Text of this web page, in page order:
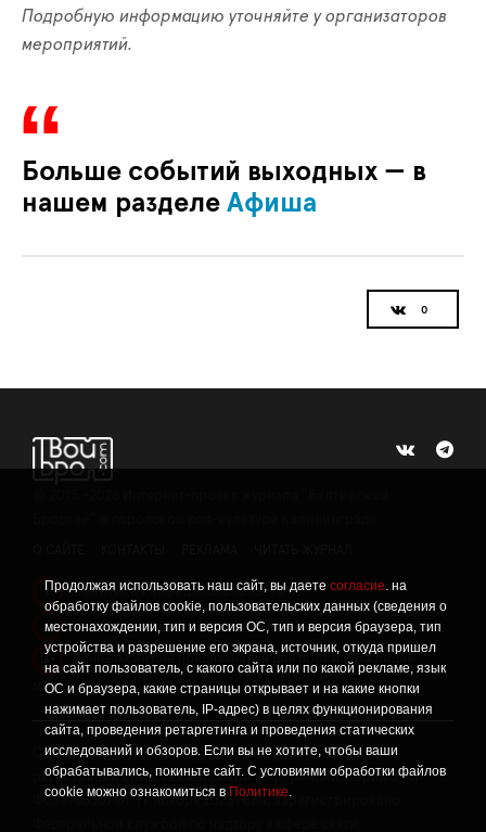
Продолжая использовать наш сайт, вы даете согласие. на
обработку файлов cookie, пользовательских данных (сведения о
местонахождении, тип и версия ОС, тип и версия браузера, тип
устройства и разрешение его экрана, источник, откуда пришел
на сайт пользователь, с какого сайта или по какой рекламе, язык
ОС и браузера, какие страницы открывает и на какие кнопки
нажимает пользователь, IP-адрес) в целях функционирования
сайта, проведения ретаргетинга и проведения статических
исследований и обзоров. Если вы не хотите, чтобы ваши
обрабатывались, покиньте сайт. С условиями обработки файлов
cookie можно ознакомиться в Политике.
Подробную информацию уточняйте у организаторов
мероприятий.
Больше событий выходных — в
нашем разделе Афиша
! Политика конфиденциальности
! Информация о проведении СОУТ
Данный сайт не предназначен для просмотра лицам
младше 16 лет.
Сетевое издание «Твой Бро», реестровая запись о
регистрации средства массовой информации: серия Эл №